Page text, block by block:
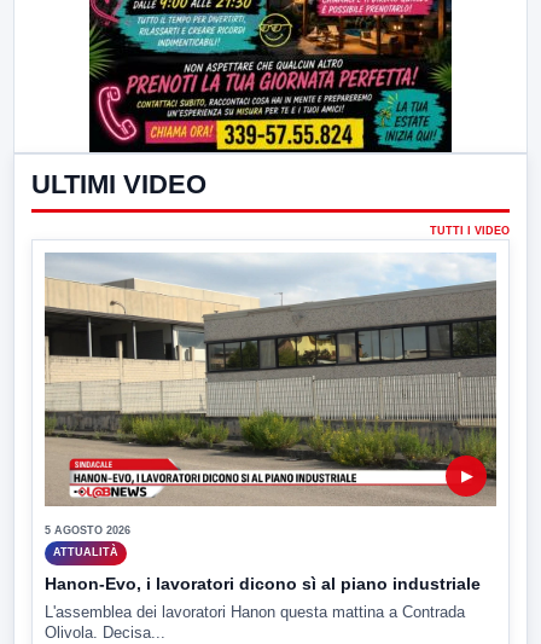
ULTIMI VIDEO
TUTTI I VIDEO
▶
5 AGOSTO 2026
ATTUALITÀ
Hanon-Evo, i lavoratori dicono sì al piano industriale
L'assemblea dei lavoratori Hanon questa mattina a Contrada
Olivola. Decisa...